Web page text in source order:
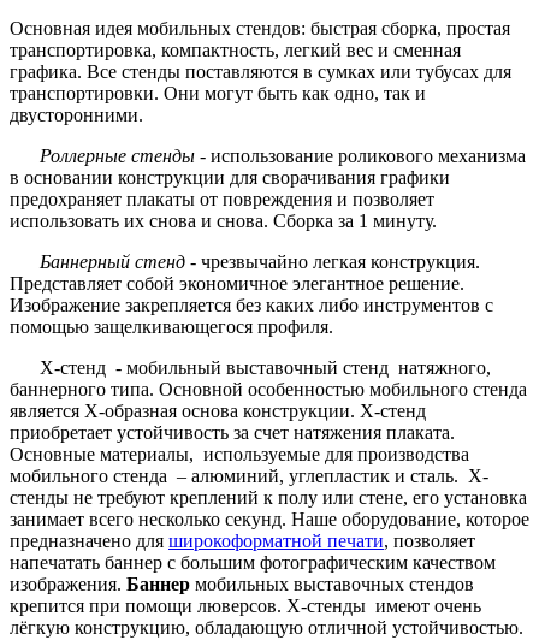
Основная идея мобильных стендов: быстрая сборка, простая
транспортировка, компактность, легкий вес и сменная
графика. Все стенды поставляются в сумках или тубусах для
транспортировки. Они могут быть как одно, так и
двусторонними.
Роллерные стенды - использование роликового механизма
в основании конструкции для сворачивания графики
предохраняет плакаты от повреждения и позволяет
использовать их снова и снова. Сборка за 1 минуту.
Баннерный стенд - чрезвычайно легкая конструкция.
Представляет собой экономичное элегантное решение.
Изображение закрепляется без каких либо инструментов с
помощью защелкивающегося профиля.
X-стенд - мобильный выставочный стенд натяжного,
баннерного типа. Основной особенностью мобильного стенда
является X-образная основа конструкции. Х-стенд
приобретает устойчивость за счет натяжения плаката.
Основные материалы, используемые для производства
мобильного стенда – алюминий, углепластик и сталь. Х-
стенды не требуют креплений к полу или стене, его установка
занимает всего несколько секунд. Наше оборудование, которое
предназначено для широкоформатной печати, позволяет
напечатать баннер с большим фотографическим качеством
изображения. Баннер мобильных выставочных стендов
крепится при помощи люверсов. X-стенды имеют очень
лёгкую конструкцию, обладающую отличной устойчивостью.